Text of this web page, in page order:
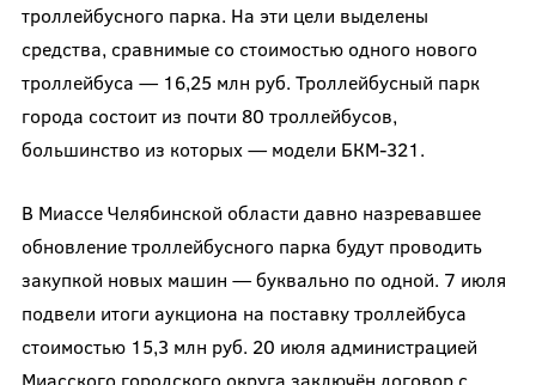
троллейбусного парка. На эти цели выделены
средства, сравнимые со стоимостью одного нового
троллейбуса — 16,25 млн руб. Троллейбусный парк
города состоит из почти 80 троллейбусов,
большинство из которых — модели БКМ-321.
В Миассе Челябинской области давно назревавшее
обновление троллейбусного парка будут проводить
закупкой новых машин — буквально по одной. 7 июля
подвели итоги аукциона на поставку троллейбуса
стоимостью 15,3 млн руб. 20 июля администрацией
Миасского городского округа заключён договор с